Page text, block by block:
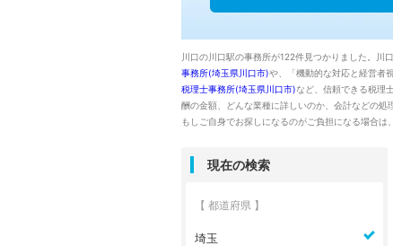
川口の川口駅の事務所が122件見つかりました。川
事務所(埼玉県川口市)や、「機動的な対応と経営者
税理士事務所(埼玉県川口市)など、信頼できる税理
酬の金額、どんな業種に詳しいのか、会計などの処
もしご自身でお探しになるのがご負担になる場合
現在の検索
【 都道府県 】
埼玉